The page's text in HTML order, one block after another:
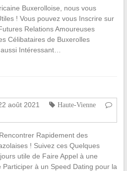
Buxerolloise, nous vous
! Vous pouvez vous Inscrire sur
Relations Amoureuses
Célibataires de Buxerolles
Intéressant…
août 2021
Haute-Vienne
Rapidement des
! Suivez ces Quelques
utile de Faire Appel à une
à un Speed Dating pour la